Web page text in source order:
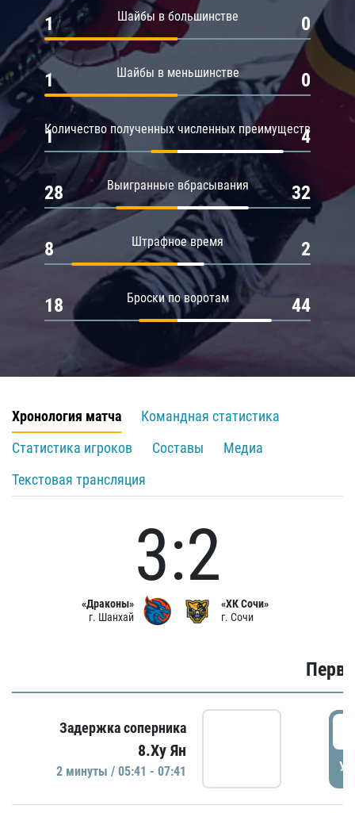
Шайбы в большинстве
1 0
Шайбы в меньшинстве
1 0
Количество полученных численных преимуществ
1 4
Выигранные вбрасывания
28 32
Штрафное время
8 2
Броски по воротам
18 44
Хронология матча
Командная статистика
Статистика игроков
Составы
Медиа
Текстовая трансляция
«Драконы»
г. Шанхай
3:2
«ХК Сочи»
г. Сочи
Задержка соперника
8.Ху Ян
2 минуты / 05:41 - 07:41